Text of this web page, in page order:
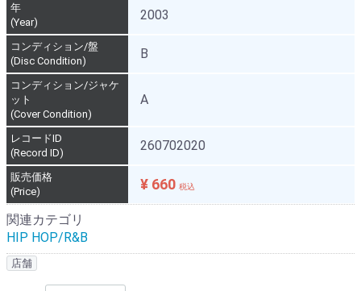
年
(Year)
2003
コンディション/盤
(Disc Condition)
B
コンディション/ジャケ
ット
(Cover Condition)
A
レコードID
(Record ID)
260702020
販売価格
(Price)
¥ 660 税込
関連カテゴリ
HIP HOP/R&B
店舗